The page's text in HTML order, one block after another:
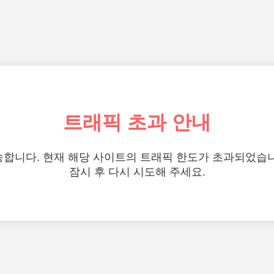
트래픽 초과 안내
합니다. 현재 해당 사이트의 트래픽 한도가 초과되었습
잠시 후 다시 시도해 주세요.